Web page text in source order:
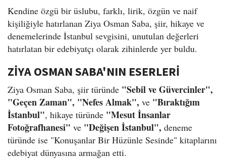
Kendine özgü bir üslubu, farklı, lirik, özgün ve naif
kişiliğiyle hatırlanan Ziya Osman Saba, şiir, hikaye ve
denemelerinde İstanbul sevgisini, unutulan değerleri
hatırlatan bir edebiyatçı olarak zihinlerde yer buldu.
ZİYA OSMAN SABA'NIN ESERLERİ
Ziya Osman Saba, şiir türünde "Sebil ve Güvercinler",
"Geçen Zaman", "Nefes Almak", ve "Bıraktığım
İstanbul", hikaye türünde "Mesut İnsanlar
Fotoğrafhanesi" ve "Değişen İstanbul", deneme
türünde ise "Konuşanlar Bir Hüzünle Sesinde" kitaplarını
edebiyat dünyasına armağan etti.